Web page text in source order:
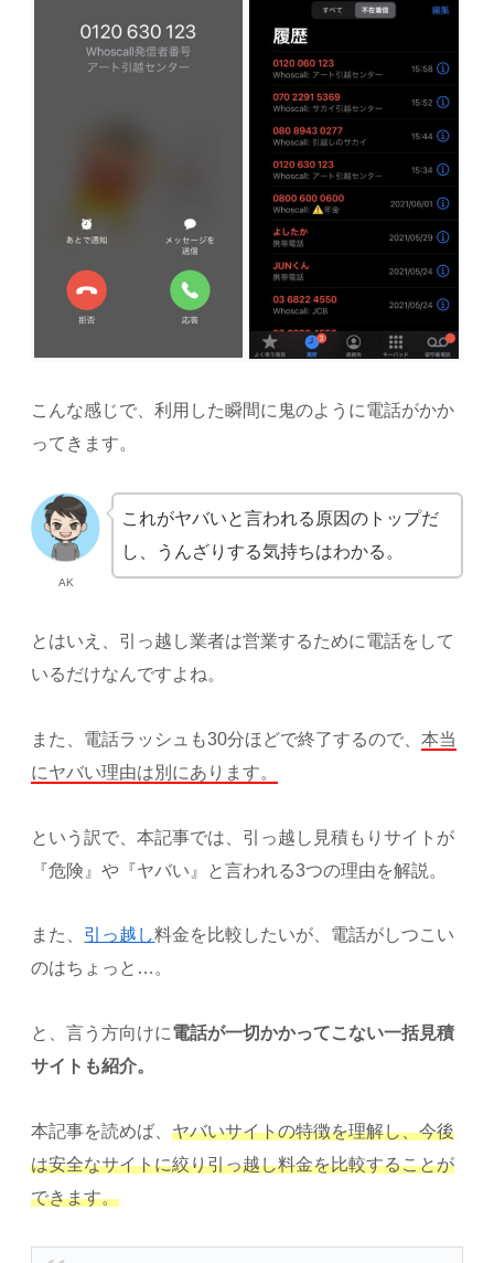
こんな感じで、利用した瞬間に鬼のように電話がかか
ってきます。
AK
これがヤバいと言われる原因のトップだ
し、うんざりする気持ちはわかる。
とはいえ、引っ越し業者は営業するために電話をして
いるだけなんですよね。
また、電話ラッシュも30分ほどで終了するので、本当
にヤバい理由は別にあります。
という訳で、本記事では、引っ越し見積もりサイトが
『危険』や『ヤバい』と言われる3つの理由を解説。
また、 引っ越し料金を比較したいが、電話がしつこい
のはちょっと…。
と、言う方向けに電話が一切かかってこない一括見積
サイトも紹介。 ​
本記事を読めば、ヤバいサイトの特徴を理解し、今後
は安全なサイトに絞り引っ越し料金を比較することが
できます。